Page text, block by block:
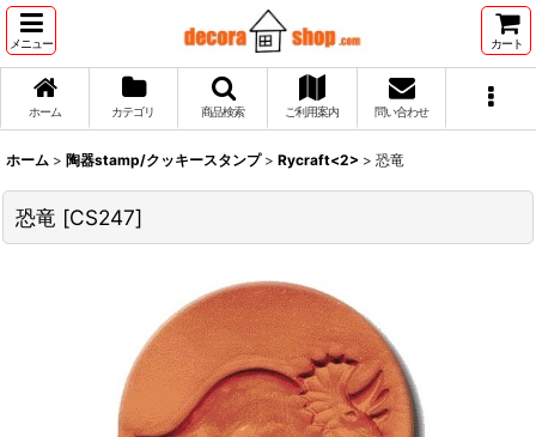
メニュー カート
ホーム カテゴリ 商品検索 ご利用案内 問い合わせ
ホーム > 陶器stamp/クッキースタンプ > Rycraft<2> > 恐竜
恐竜 [CS247]